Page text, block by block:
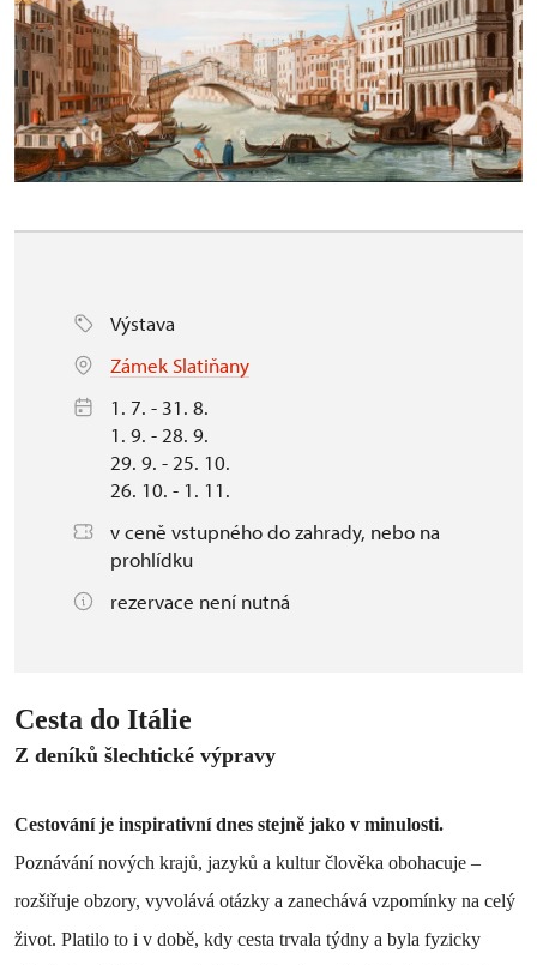
Výstava
Zámek Slatiňany
1. 7. - 31. 8.
1. 9. - 28. 9.
29. 9. - 25. 10.
26. 10. - 1. 11.
v ceně vstupného do zahrady, nebo na
prohlídku
rezervace není nutná
Cesta do Itálie
Z deníků šlechtické výpravy
Cestování je inspirativní dnes stejně jako v minulosti.
Poznávání nových krajů, jazyků a kultur člověka obohacuje –
rozšiřuje obzory, vyvolává otázky a zanechává vzpomínky na celý
život. Platilo to i v době, kdy cesta trvala týdny a byla fyzicky